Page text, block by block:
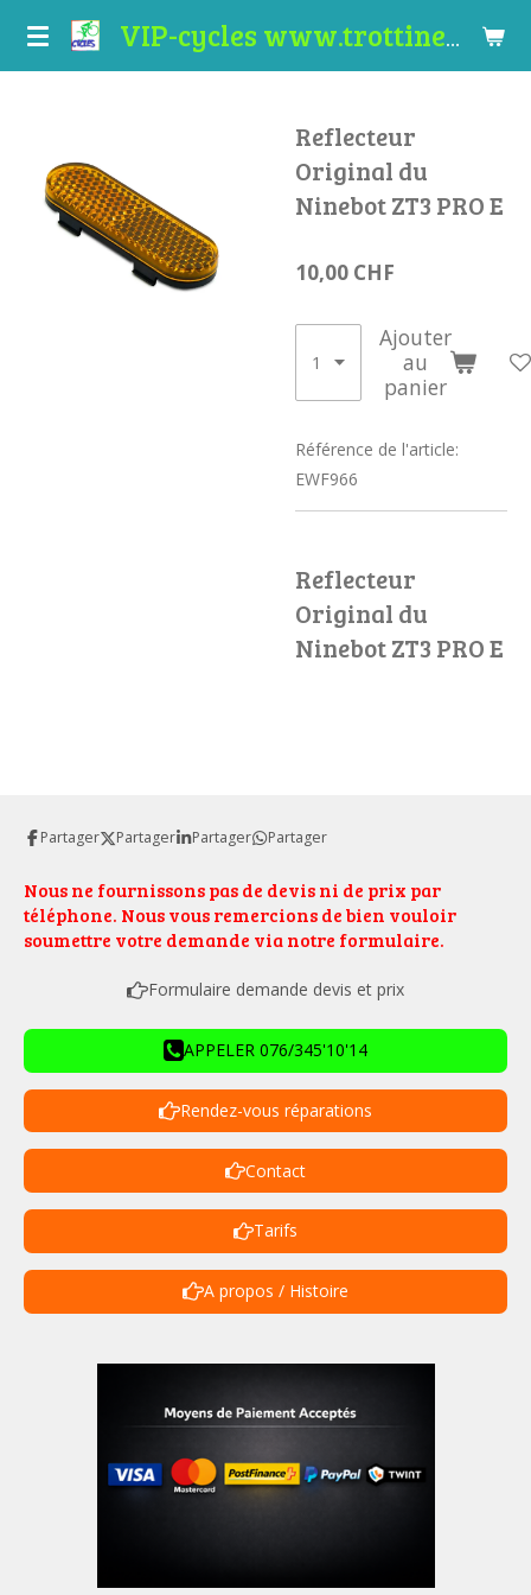
Passer
VIP-cycles www.trottinettes-valais.ch
Reflecteur
Original du
Ninebot ZT3 PRO E
10,00 CHF
Ajouter
au
panier
Référence de l'article:
EWF966
Reflecteur
Original du
Ninebot ZT3 PRO E
Partager Partager Partager Partager
Nous ne fournissons pas de devis ni de prix par
téléphone. Nous vous remercions de bien vouloir
soumettre votre demande via notre formulaire.
Formulaire demande devis et prix
APPELER 076/345'10'14
Rendez-vous réparations
Contact
Tarifs
A propos / Histoire